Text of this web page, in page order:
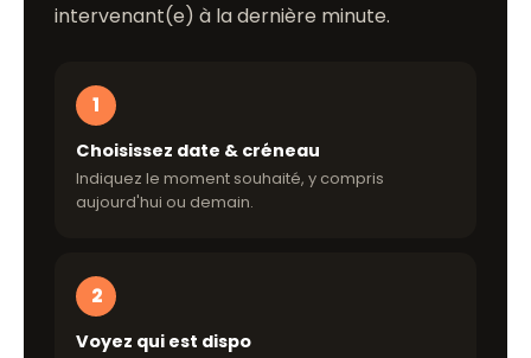
intervenant(e) à la dernière minute.
1
Choisissez date & créneau
Indiquez le moment souhaité, y compris
aujourd'hui ou demain.
2
Voyez qui est dispo